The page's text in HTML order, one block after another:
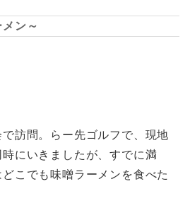
ン～
訪問。らー先ゴルフで、現地
にいきましたが、すでに満
こでも味噌ラーメンを食べた